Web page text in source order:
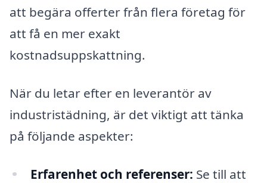
att begära offerter från flera företag för
att få en mer exakt
kostnadsuppskattning.
När du letar efter en leverantör av
industristädning, är det viktigt att tänka
på följande aspekter:
Erfarenhet och referenser: Se till att